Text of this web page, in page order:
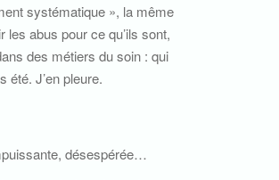
systématique », la même
abus pour ce qu’ils sont,
des métiers du soin : qui
été. J’en pleure.
désespérée…